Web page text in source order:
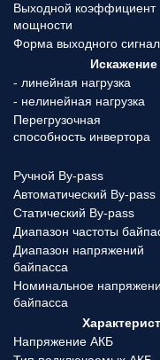
Выходной коэффициент
мощности
Форма выходного
- линейная нагрузка
- нелинейная нагрузка
Перегрузочная
способность инвертора
Ручной By-pass
Автоматический By-pass
Статический By-pass
Диапазон частоты
Диапазон напряжений
байпасса
Номинальное
байпасса
Напряжение АКБ